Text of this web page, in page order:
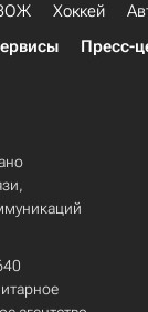
Хоккей
Пресс-